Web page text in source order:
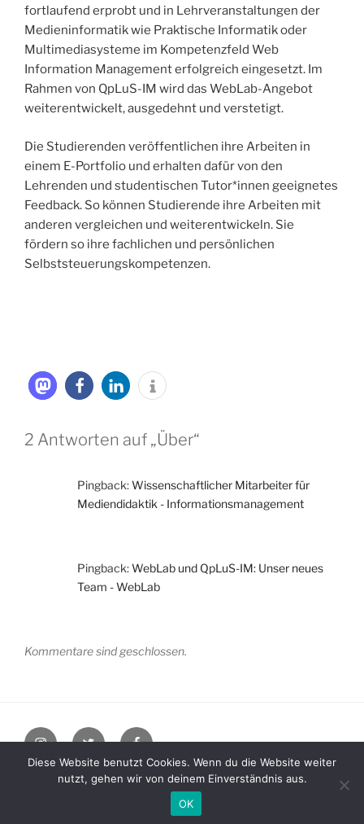
fortlaufend erprobt und in Lehrveranstaltungen der
Medieninformatik wie Praktische Informatik oder
Multimediasysteme im Kompetenzfeld Web
Information Management erfolgreich eingesetzt. Im
Rahmen von QpLuS-IM wird das WebLab-Angebot
weiterentwickelt, ausgedehnt und verstetigt.
Die Studierenden veröffentlichen ihre Arbeiten in
einem E-Portfolio und erhalten dafür von den
Lehrenden und studentischen Tutor*innen geeignetes
Feedback. So können Studierende ihre Arbeiten mit
anderen vergleichen und weiterentwickeln. Sie
fördern so ihre fachlichen und persönlichen
Selbststeuerungskompetenzen.
2 Antworten auf „Über“
Pingback:Wissenschaftlicher Mitarbeiter für
Mediendidaktik - Informationsmanagement
Pingback:WebLab und QpLuS-IM: Unser neues
Team - WebLab
Kommentare sind geschlossen.
InstagramTwitter Facebook
Datenschutzerklärung Stolz präsentiert von WordPress
Diese Website benutzt Cookies. Wenn du die Website weiter
nutzt, gehen wir von deinem Einverständnis aus.
OK